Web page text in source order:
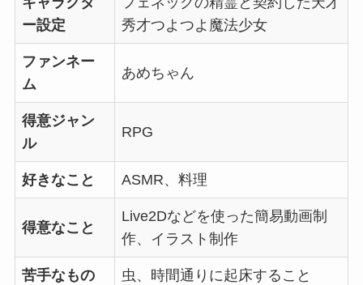
ー設定
秀才つよつよ魔法少女
ファンネー
ム
あめちゃん
得意ジャン
ル
RPG
好きなこと ASMR、料理
得意なこと
Live2Dなどを使った簡易動画制
作、イラスト制作
苦手なもの 虫、時間通りに起床すること